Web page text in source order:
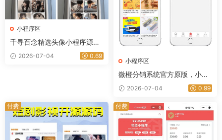
小程序区
千寻百念精选头像小程序源码
支持流量主瀑布流头像小程序
源码-星途资源网
2026-07-04 0.69
小程序区
微橙分销系统官方原版，小程
序商城+公众号商城，全开源
可任意二开
2026-07-04 0.99
付费 付费